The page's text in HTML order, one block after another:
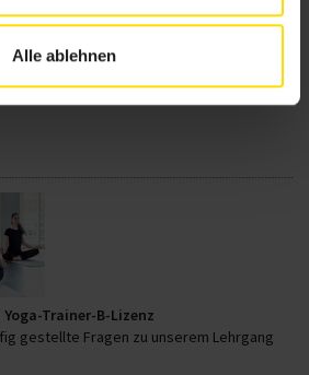
Alle ablehnenB-Lizenz
gestellte Fragen zu unserem Lehrgang
Trainer-B-Lizenz
gestellte Fragen zu unserem Lehrgang